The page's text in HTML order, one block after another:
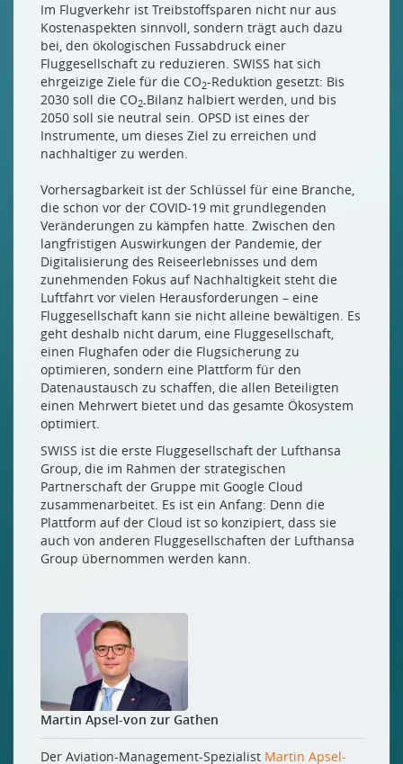
Im Flugverkehr ist Treibstoffsparen nicht nur aus
Kostenaspekten sinnvoll, sondern trägt auch dazu
bei, den ökologischen Fussabdruck einer
Fluggesellschaft zu reduzieren. SWISS hat sich
ehrgeizige Ziele für die CO2-Reduktion gesetzt: Bis
2030 soll die CO2-Bilanz halbiert werden, und bis
2050 soll sie neutral sein. OPSD ist eines der
Instrumente, um dieses Ziel zu erreichen und
nachhaltiger zu werden.
Vorhersagbarkeit ist der Schlüssel für eine Branche,
die schon vor der COVID-19 mit grundlegenden
Veränderungen zu kämpfen hatte. Zwischen den
langfristigen Auswirkungen der Pandemie, der
Digitalisierung des Reiseerlebnisses und dem
zunehmenden Fokus auf Nachhaltigkeit steht die
Luftfahrt vor vielen Herausforderungen – eine
Fluggesellschaft kann sie nicht alleine bewältigen. Es
geht deshalb nicht darum, eine Fluggesellschaft,
einen Flughafen oder die Flugsicherung zu
optimieren, sondern eine Plattform für den
Datenaustausch zu schaffen, die allen Beteiligten
einen Mehrwert bietet und das gesamte Ökosystem
optimiert.
SWISS ist die erste Fluggesellschaft der Lufthansa
Group, die im Rahmen der strategischen
Partnerschaft der Gruppe mit Google Cloud
zusammenarbeitet. Es ist ein Anfang: Denn die
Plattform auf der Cloud ist so konzipiert, dass sie
auch von anderen Fluggesellschaften der Lufthansa
Group übernommen werden kann.
Martin Apsel-von zur Gathen
Der Aviation-Management-Spezialist Martin Apsel-